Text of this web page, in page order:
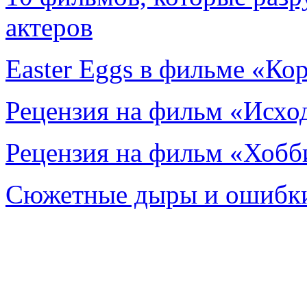
актеров
Easter Eggs в фильме
Рецензия на фильм
Рецензия на фильм
Сюжетные дыры и